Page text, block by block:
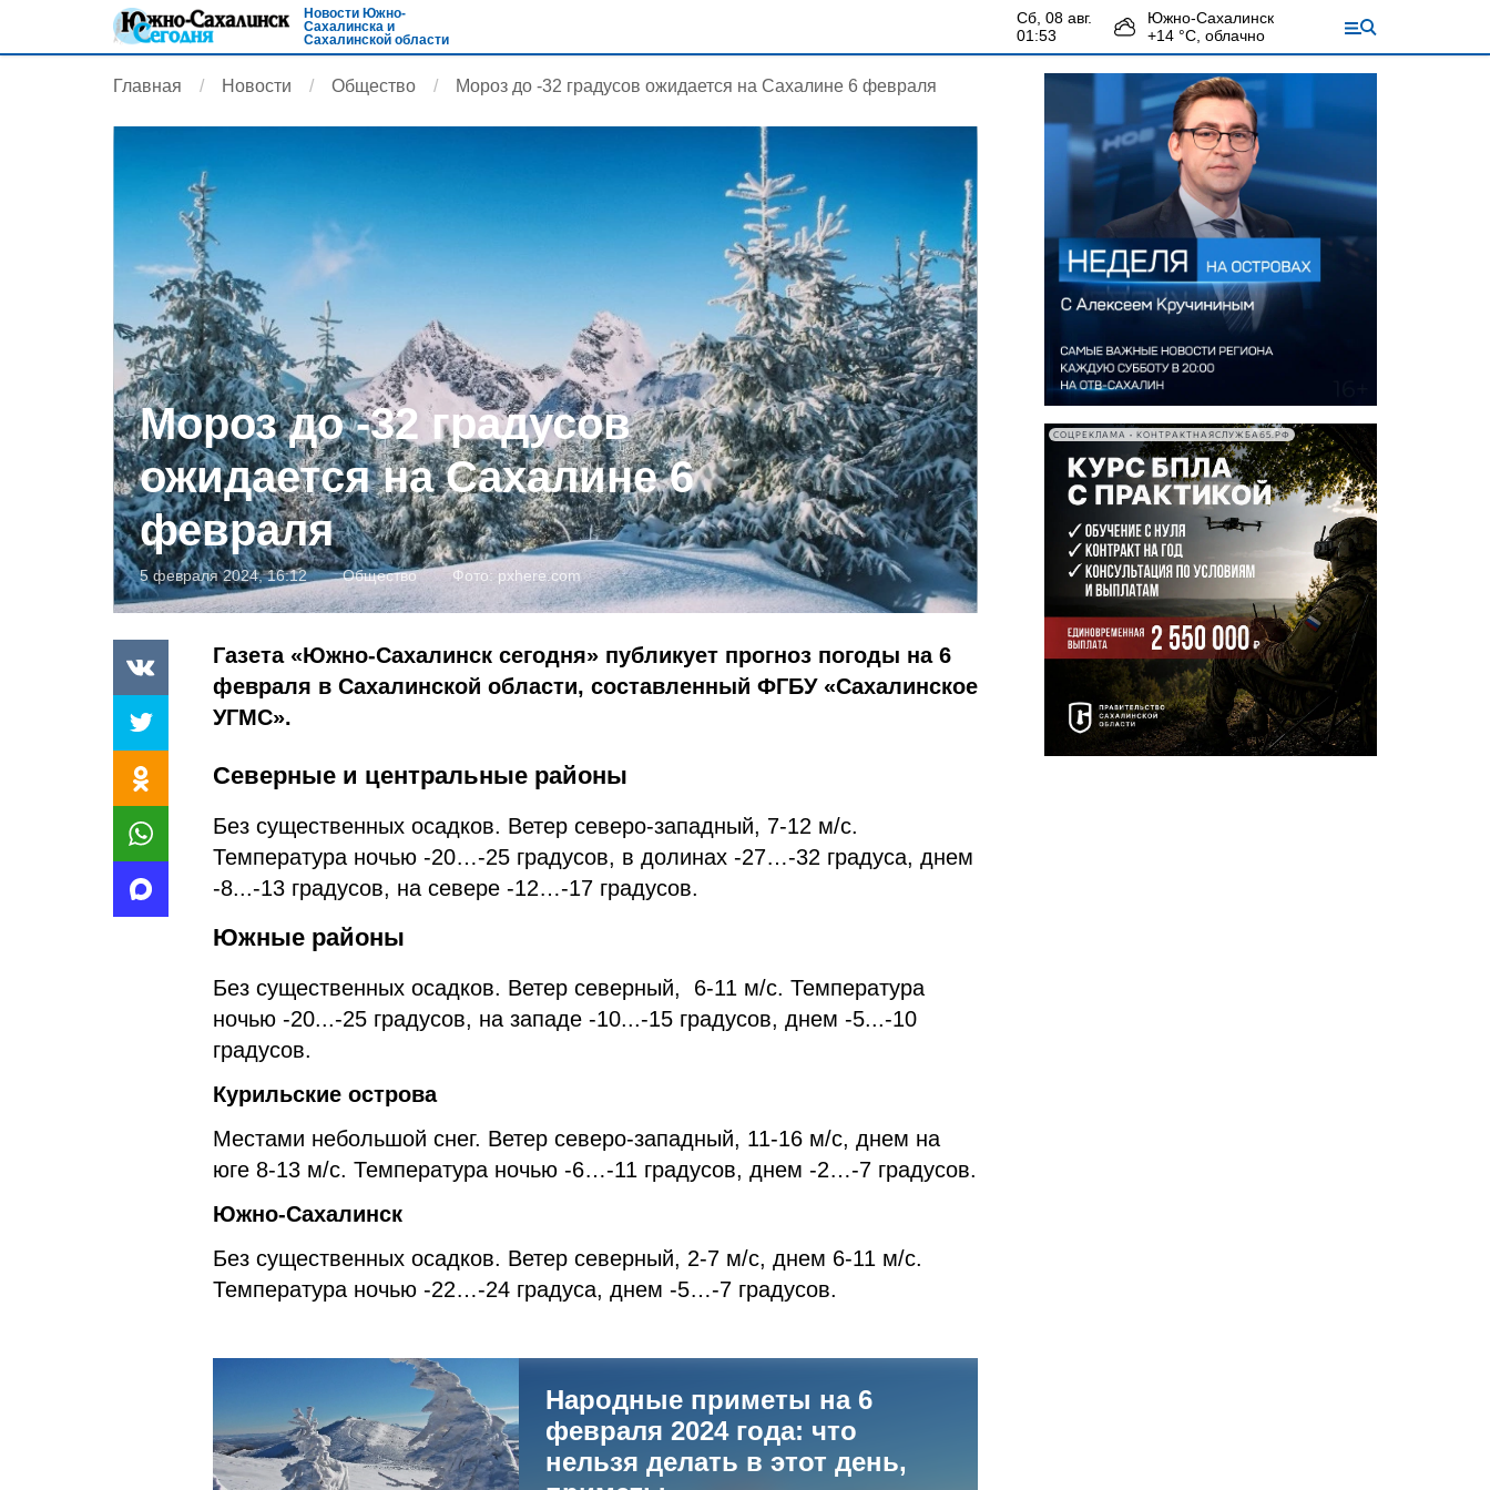
Новости Южно-
Сахалинска и
Сахалинской области
сб, 08 авг.
01:53
Южно-Сахалинск
+14 °С, облачно
Главная Новости Общество Мороз до -32 градусов ожидается на Сахалине 6 февраля
Мороз до -32 градусов
ожидается на Сахалине 6
февраля
5 февраля 2024, 16:12 Общество Фото: pxhere.com
Газета «Южно-Сахалинск сегодня» публикует прогноз погоды на 6
февраля в Сахалинской области, составленный ФГБУ «Сахалинское
УГМС».
Северные и центральные районы
Без существенных осадков. Ветер северо-западный, 7-12 м/с.
Температура ночью -20…-25 градусов, в долинах -27…-32 градуса, днем
-8...-13 градусов, на севере -12…-17 градусов.
Южные районы
Без существенных осадков. Ветер северный, 6-11 м/с. Температура
ночью -20...-25 градусов, на западе -10...-15 градусов, днем -5...-10
градусов.
Курильские острова
Местами небольшой снег. Ветер северо-западный, 11-16 м/с, днем на
юге 8-13 м/с. Температура ночью -6…-11 градусов, днем -2…-7 градусов.
Южно-Сахалинск
Без существенных осадков. Ветер северный, 2-7 м/с, днем 6-11 м/с.
Температура ночью -22…-24 градуса, днем -5…-7 градусов.
Народные приметы на 6
февраля 2024 года: что
нельзя делать в этот день,
СОЦРЕКЛАМА • КОНТРАКТНАЯСЛУЖБА65.РФ